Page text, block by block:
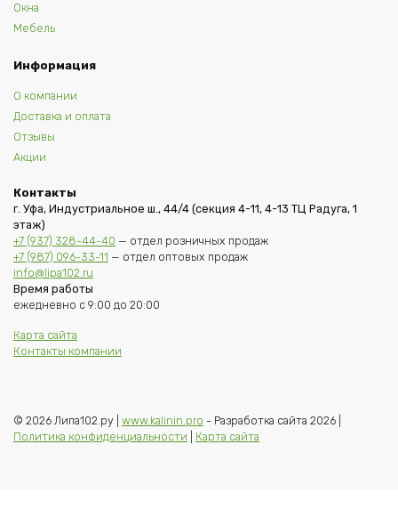
Окна
Мебель
Информация
О компании
Доставка и оплата
Отзывы
Акции
Контакты
г. Уфа, Индустриальное ш., 44/4 (секция 4-11, 4-13 ТЦ Радуга, 1
этаж)
+7 (937) 328-44-40 — отдел розничных продаж
+7 (987) 096-33-11 — отдел оптовых продаж
info@lipa102.ru
Время работы
ежедневно с 9:00 до 20:00
Карта сайта
Контакты компании
© 2026 Липа102.ру | www.kalinin.pro - Разработка сайта 2026 |
Политика конфиденциальности
Карта сайта